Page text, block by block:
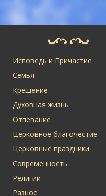
Исповедь и Причастие
Семья
Крещение
Духовная жизнь
Отпевание
Церковное благочестие
Церковные праздники
Современность
Религии
Разное